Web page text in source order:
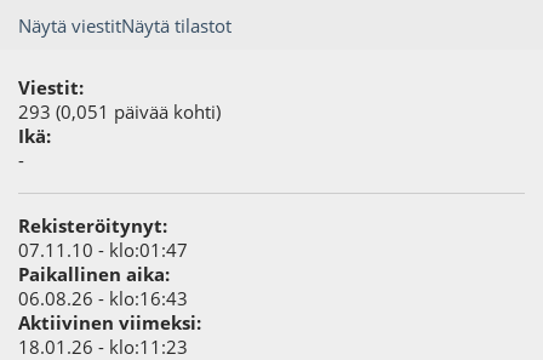
Näytä viestitNäytä tilastot
Viestit:
293 (0,051 päivää kohti)
Ikä:
-
Rekisteröitynyt:
07.11.10 - klo:01:47
Paikallinen aika:
06.08.26 - klo:16:43
Aktiivinen viimeksi:
18.01.26 - klo:11:23